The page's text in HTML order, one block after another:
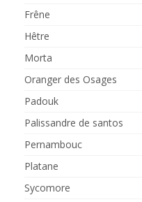
Frêne
Hêtre
Morta
Oranger des Osages
Padouk
Palissandre de santos
Pernambouc
Platane
Sycomore